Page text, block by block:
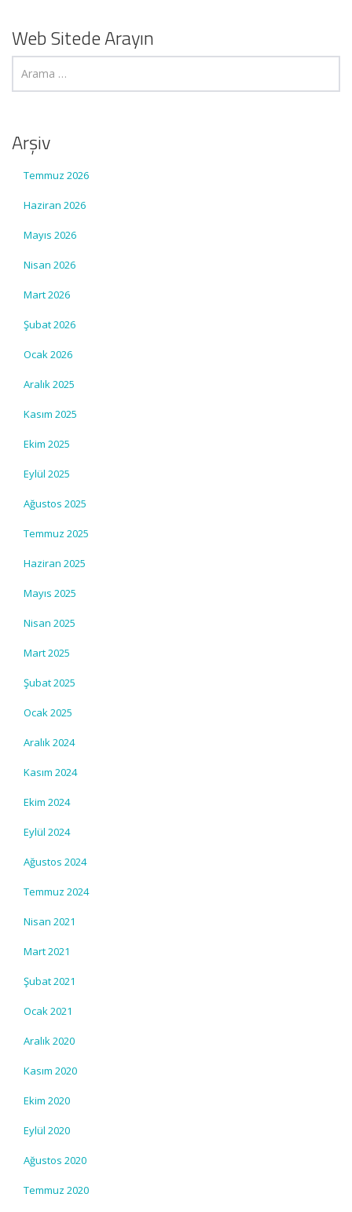
Web Sitede Arayın
Arşiv
Temmuz 2026
Haziran 2026
Mayıs 2026
Nisan 2026
Mart 2026
Şubat 2026
Ocak 2026
Aralık 2025
Kasım 2025
Ekim 2025
Eylül 2025
Ağustos 2025
Temmuz 2025
Haziran 2025
Mayıs 2025
Nisan 2025
Mart 2025
Şubat 2025
Ocak 2025
Aralık 2024
Kasım 2024
Ekim 2024
Eylül 2024
Ağustos 2024
Temmuz 2024
Nisan 2021
Mart 2021
Şubat 2021
Ocak 2021
Aralık 2020
Kasım 2020
Ekim 2020
Eylül 2020
Ağustos 2020
Temmuz 2020